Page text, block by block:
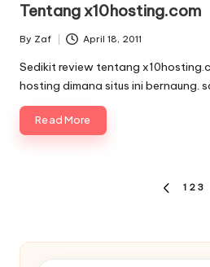
Tentang x10hosting.com
Posted
by
By Zaf April 18, 2011
Sedikit review tentang
hosting dimana situs ini bernaung.
Read More
PREVIOUS
1 2 3